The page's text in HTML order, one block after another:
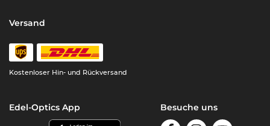
Versand
Kostenloser Hin- und Rückversand
Edel-Optics App Besuche uns